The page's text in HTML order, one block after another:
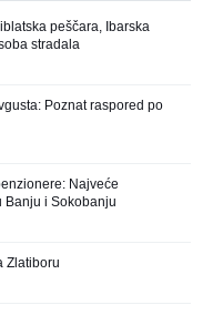
peščara, Ibarska
stradala
Poznat raspored po
Najveće
Banju i Sokobanju
Zlatiboru